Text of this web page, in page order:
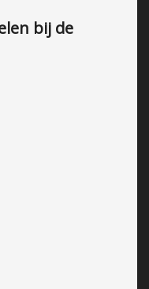
bij de